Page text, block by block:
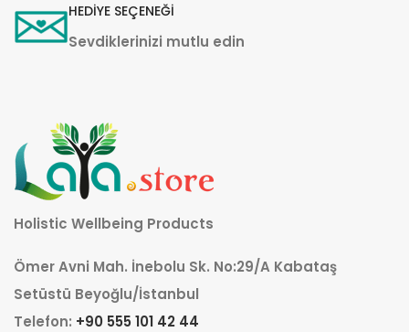
HEDİYE SEÇENEĞİ
Sevdiklerinizi mutlu edin
Holistic Wellbeing Products
Ömer Avni Mah. İnebolu Sk. No:29/A Kabataş
Setüstü Beyoğlu/İstanbul
Telefon: +90 555 101 42 44